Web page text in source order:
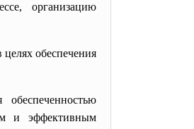
организацию
обеспечения
обеспеченностью
и эффективным